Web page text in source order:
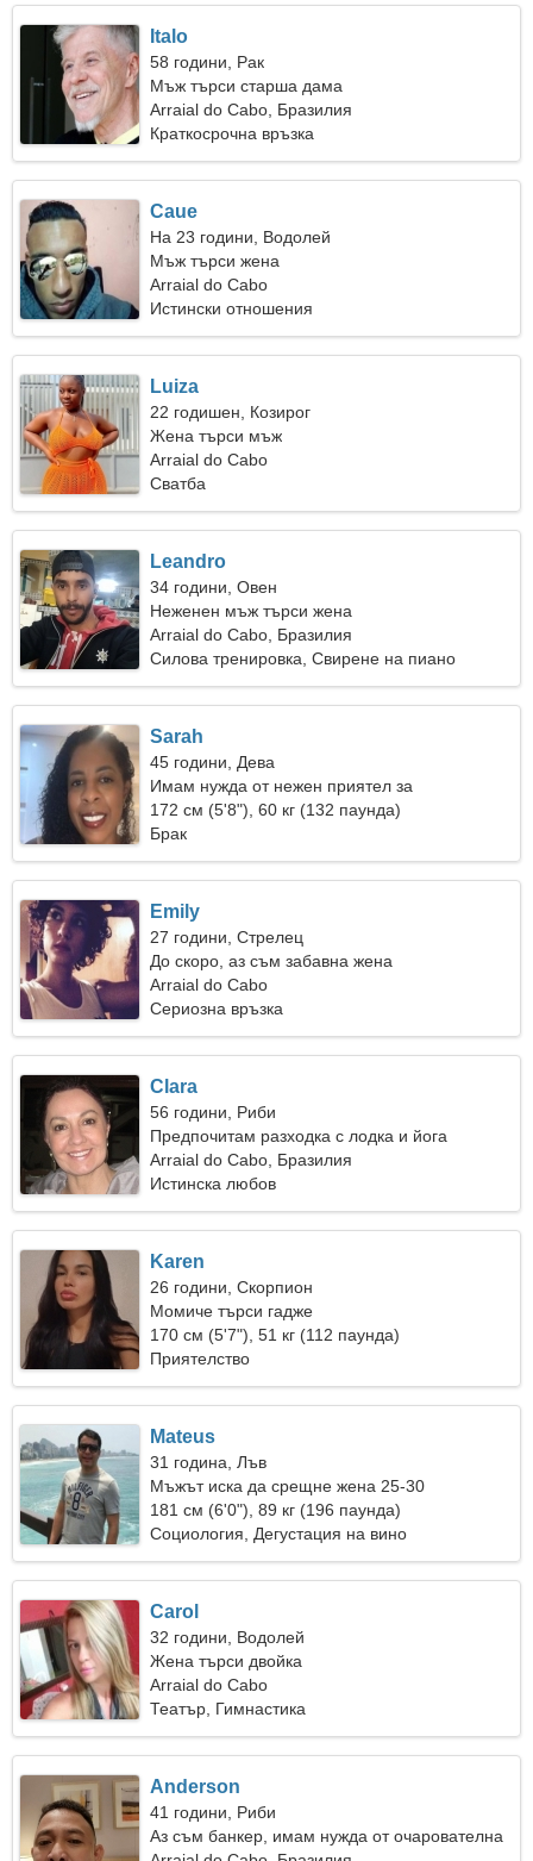
Italo
58 години, Рак
Мъж търси старша дама
Arraial do Cabo, Бразилия
Краткосрочна връзка
Caue
На 23 години, Водолей
Мъж търси жена
Arraial do Cabo
Истински отношения
Luiza
22 годишен, Козирог
Жена търси мъж
Arraial do Cabo
Сватба
Leandro
34 години, Овен
Неженен мъж търси жена
Arraial do Cabo, Бразилия
Силова тренировка, Свирене на пиано
Sarah
45 години, Дева
Имам нужда от нежен приятел за
запознанства
172 см (5'8"), 60 кг (132 паунда)
Брак
Emily
27 години, Стрелец
До скоро, аз съм забавна жена
Arraial do Cabo
Сериозна връзка
Clara
56 години, Риби
Предпочитам разходка с лодка и йога
Arraial do Cabo, Бразилия
Истинска любов
Karen
26 години, Скорпион
Момиче търси гадже
170 см (5'7"), 51 кг (112 паунда)
Приятелство
Mateus
31 година, Лъв
Мъжът иска да срещне жена 25-30
181 см (6'0"), 89 кг (196 паунда)
Социология, Дегустация на вино
Carol
32 години, Водолей
Жена търси двойка
Arraial do Cabo
Театър, Гимнастика
Anderson
41 години, Риби
Аз съм банкер, имам нужда от очарователна